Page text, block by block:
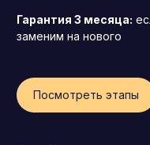
Генеральный директор
Коммерческий
Гарантия 3 месяца:
заменим на нового
Посмотреть этапы